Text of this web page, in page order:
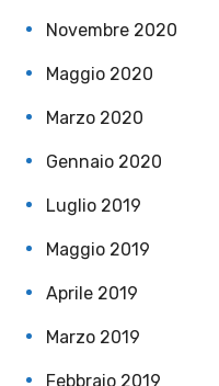
Novembre 2020
Maggio 2020
Marzo 2020
Gennaio 2020
Luglio 2019
Maggio 2019
Aprile 2019
Marzo 2019
Febbraio 2019